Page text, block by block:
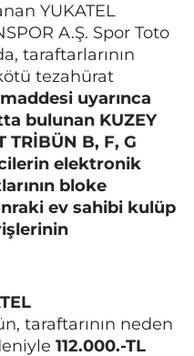
YUKATEL
A.Ş. Spor Toto
taraftarlarının
tezahürat
uyarınca
bulunan KUZEY
TRİBÜN B, F, G
elektronik
bloke
ev sahibi kulüp
taraftarının neden
112.000.-TL